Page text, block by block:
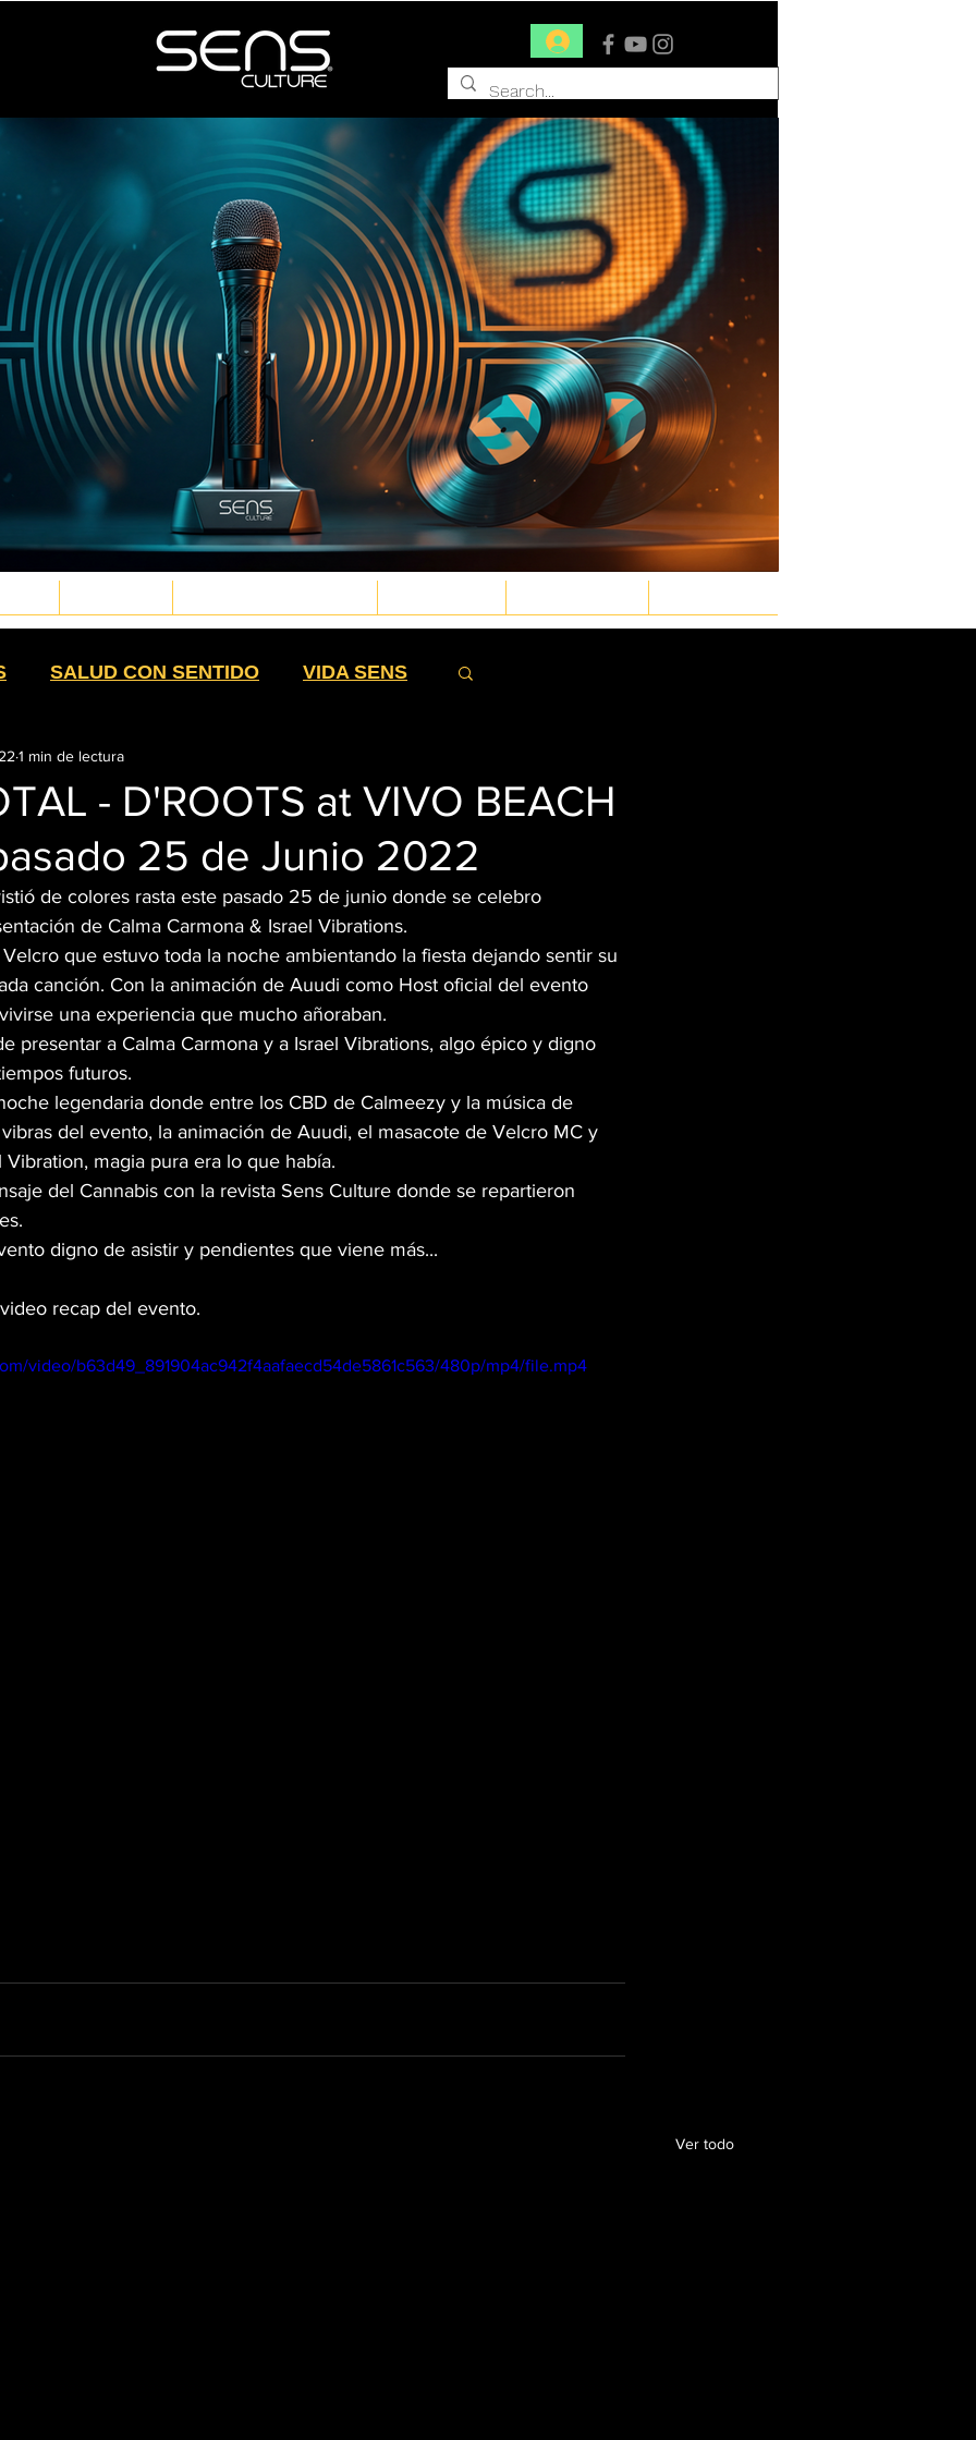
Conéctate
SALUD CON SENTIDO VIDA SENS
SIEMBRA
TEXTILES EXTRACTOS
HIGH MOMMAS QUE NOTA
CINEMA TWIST CANNA LEY
WEB3 SEXO CAÑAMO
MR. SENS VEGANO
- D'ROOTS at VIVO BEACH
25 de Junio 2022
1 min de lectura
de colores rasta este pasado 25 de junio donde se celebro
de Calma Carmona & Israel Vibrations.
que estuvo toda la noche ambientando la fiesta dejando sentir su
canción. Con la animación de Auudi como Host oficial del evento
una experiencia que mucho añoraban.
presentar a Calma Carmona y a Israel Vibrations, algo épico y digno
futuros.
legendaria donde entre los CBD de Calmeezy y la música de
del evento, la animación de Auudi, el masacote de Velcro MC y
Vibration, magia pura era lo que había.
del Cannabis con la revista Sens Culture donde se repartieron
digno de asistir y pendientes que viene más...
recap del evento.
video/b63d49_891904ac942f4aafaecd54de5861c563/480p/mp4/file.mp4
Ver todo